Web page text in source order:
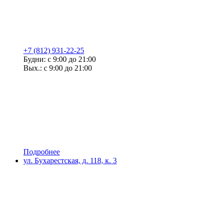
+7 (812) 931-22-25
Будни: с 9:00 до 21:00
Вых.: с 9:00 до 21:00
Подробнее
ул. Бухарестская, д. 118, к. 3